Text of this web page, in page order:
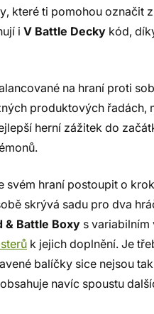
které ti pomohou označit
i V Battle Decky kód,
na hraní proti
produktových řadách,
herní zážitek do
hraní postoupit o
skrývá sadu pro dva
& Battle Boxy s variabilním
k jejich doplnění. Je
balíčky sice nejsou
obsahuje navíc spoustu